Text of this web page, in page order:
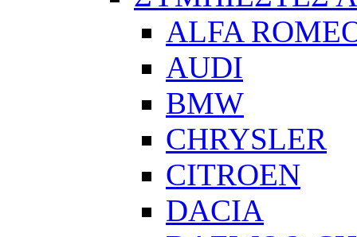
ALFA
AUDI
BMW
CHRYSLER
CITROEN
DACIA